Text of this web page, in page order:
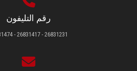
رقم التليفون
26831231 - 26831417 - 26831474